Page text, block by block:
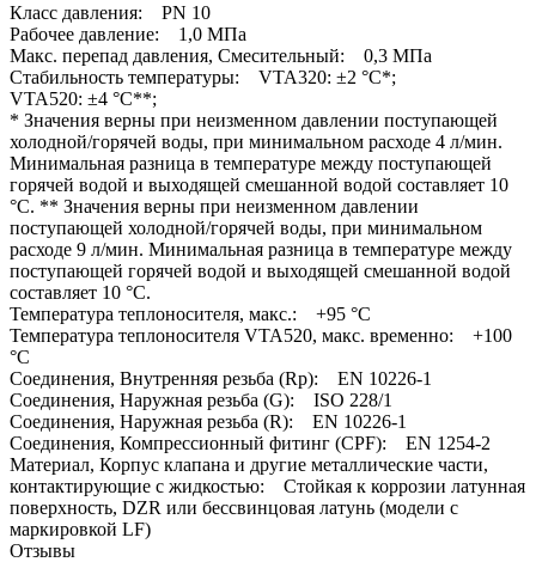
Класс давления: PN 10
Рабочее давление: 1,0 МПа
Макс. перепад давления, Смесительный: 0,3 МПа
Стабильность температуры: VTA320: ±2 °C*;
VTA520: ±4 °C**;
* Значения верны при неизменном давлении поступающей
холодной/горячей воды, при минимальном расходе 4 л/мин.
Минимальная разница в температуре между поступающей
горячей водой и выходящей смешанной водой составляет 10
°C. ** Значения верны при неизменном давлении
поступающей холодной/горячей воды, при минимальном
расходе 9 л/мин. Минимальная разница в температуре между
поступающей горячей водой и выходящей смешанной водой
составляет 10 °C.
Температура теплоносителя, макс.: +95 °C
Температура теплоносителя VTA520, макс. временно: +100
°C
Соединения, Внутренняя резьба (Rp): EN 10226-1
Соединения, Наружная резьба (G): ISO 228/1
Соединения, Наружная резьба (R): EN 10226-1
Соединения, Компрессионный фитинг (CPF): EN 1254-2
Материал, Корпус клапана и другие металлические части,
контактирующие с жидкостью: Стойкая к коррозии латунная
поверхность, DZR или бессвинцовая латунь (модели с
маркировкой LF)
Отзывы